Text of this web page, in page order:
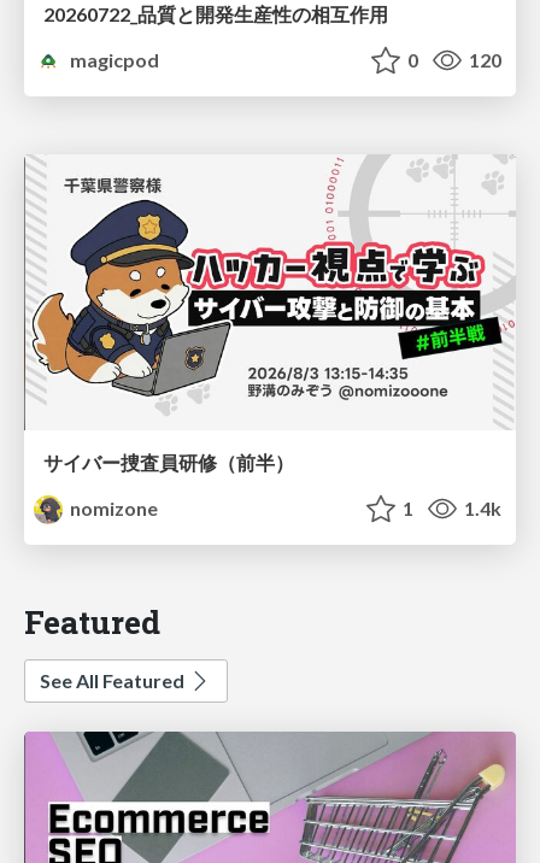
20260722_品質と開発生産性の相互作用
magicpod
0 120
サイバー捜査員研修（前半）
nomizone
1 1.4k
Featured
See All Featured